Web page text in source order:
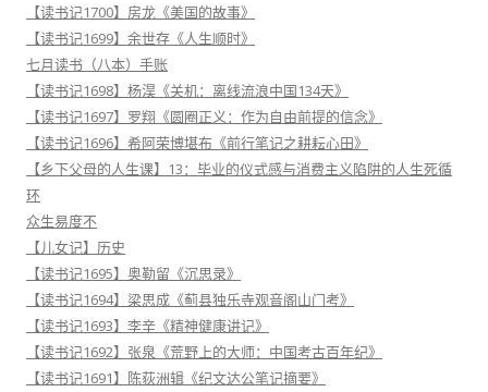
【读书记1700】房龙《美国的故事》
【读书记1699】余世存《人生顺时》
七月读书（八本）手账
【读书记1698】杨淏《关机：离线流浪中国134天》
【读书记1697】罗翔《圆圈正义：作为自由前提的信念》
【读书记1696】希阿荣博堪布《前行笔记之耕耘心田》
【乡下父母的人生课】13：毕业的仪式感与消费主义陷阱的人生死循
环
众生易度不
【儿女记】历史
【读书记1695】奥勒留《沉思录》
【读书记1694】梁思成《蓟县独乐寺观音阁山门考》
【读书记1693】李辛《精神健康讲记》
【读书记1692】张泉《荒野上的大师：中国考古百年纪》
【读书记1691】陈荻洲辑《纪文达公笔记摘要》